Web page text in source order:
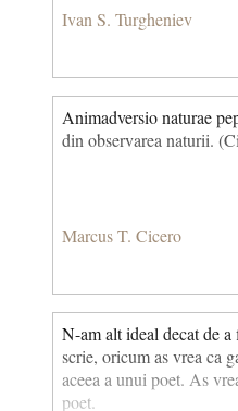
Ivan S. Turgheniev
Animadversio naturae
din observarea naturii.
Marcus T. Cicero
N-am alt ideal decat de
scrie, oricum as vrea ca
aceea a unui poet. As
poet.